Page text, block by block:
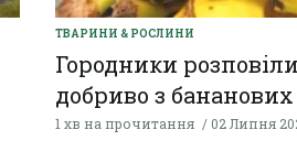
ТВАРИНИ & РОСЛИНИ
Городники
добриво з
1 хв на прочитання 02 Липня